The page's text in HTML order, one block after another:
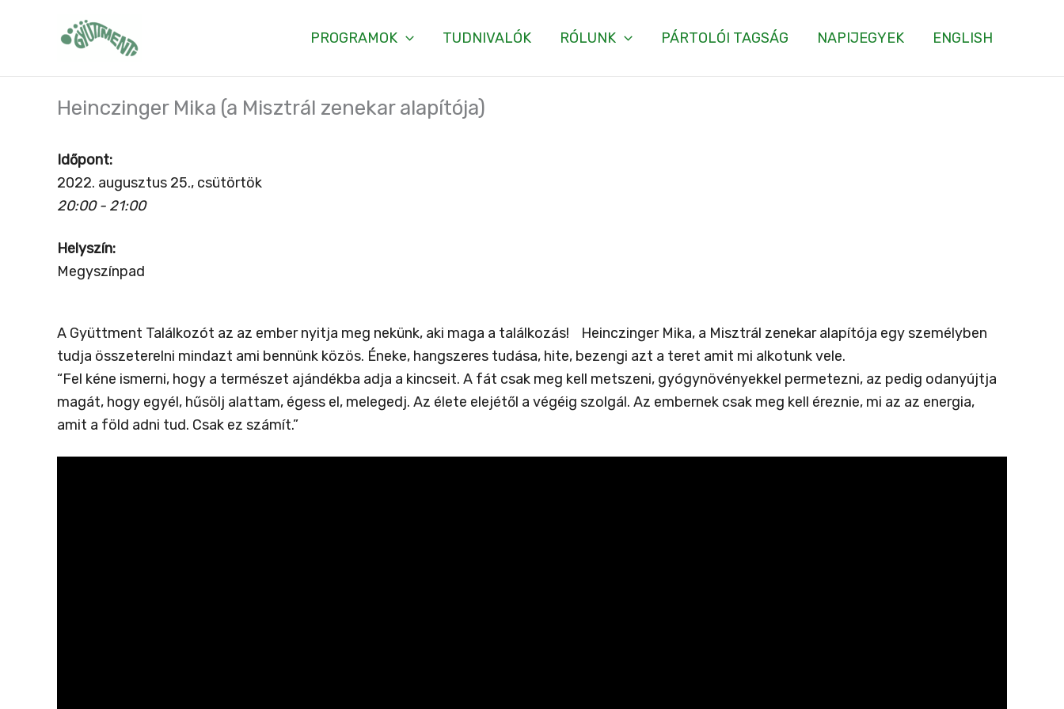
PROGRAMOK TUDNIVALÓK RÓLUNK PÁRTOLÓI TAGSÁG NAPIJEGYEK ENGLISH
Heinczinger Mika (a Misztrál zenekar alapítója)
Időpont:
2022. augusztus 25., csütörtök
20:00 - 21:00
Helyszín:
Megyszínpad
A Gyüttment Találkozót az az ember nyitja meg nekünk, aki maga a találkozás! Heinczinger Mika, a Misztrál zenekar alapítója egy személyben
tudja összeterelni mindazt ami bennünk közös. Éneke, hangszeres tudása, hite, bezengi azt a teret amit mi alkotunk vele.
“Fel kéne ismerni, hogy a természet ajándékba adja a kincseit. A fát csak meg kell metszeni, gyógynövényekkel permetezni, az pedig odanyújtja
magát, hogy egyél, hűsölj alattam, égess el, melegedj. Az élete elejétől a végéig szolgál. Az embernek csak meg kell éreznie, mi az az energia,
amit a föld adni tud. Csak ez számít.”